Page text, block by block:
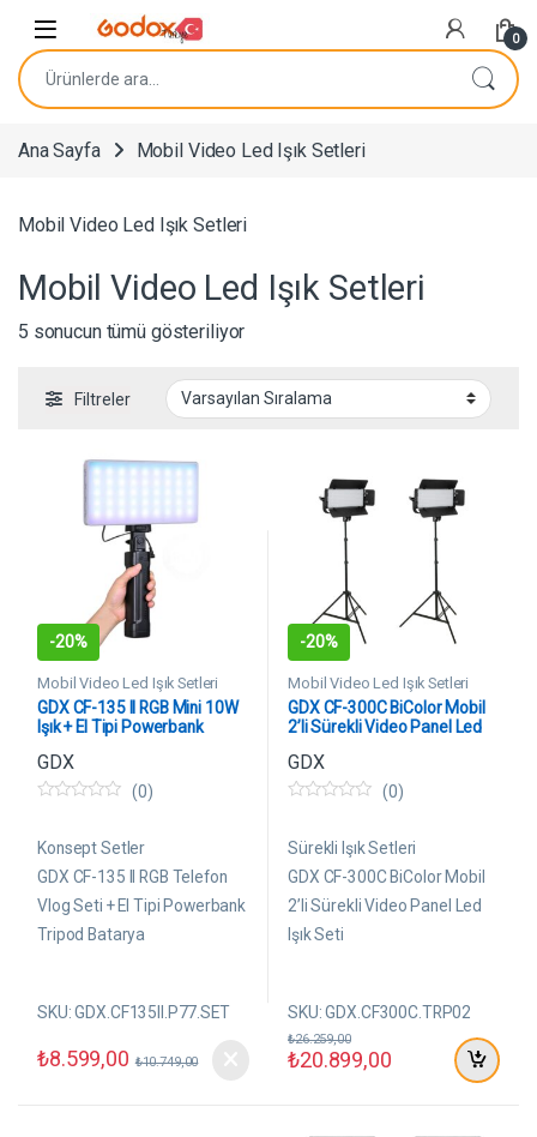
0
Ara:
Ana Sayfa Mobil Video Led Işık Setleri
Mobil Video Led Işık Setleri
Mobil Video Led Işık Setleri
5 sonucun tümü gösteriliyor
Filtreler
-20%
Mobil Video Led Işık Setleri
GDX CF-135 II RGB Mini 10W
Işık + El Tipi Powerbank
GDX
ü
e
i
d
(0)
Konsept Setler
GDX CF-135 II RGB Telefon
Vlog Seti + El Tipi Powerbank
Tripod Batarya
SKU: GDX.CF135II.P77.SET
₺8.599,00 ₺10.749,00
-20%
Mobil Video Led Işık Setleri
GDX CF-300C BiColor Mobil
2’li Sürekli Video Panel Led
GDX
ü
e
i
d
(0)
Sürekli Işık Setleri
GDX CF-300C BiColor Mobil
2’li Sürekli Video Panel Led
Işık Seti
SKU: GDX.CF300C.TRP02
₺20.899,00
₺26.259,00